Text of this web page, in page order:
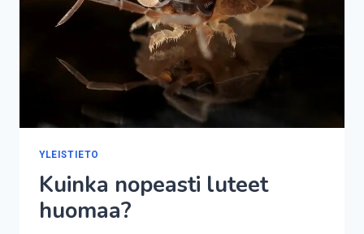
YLEISTIETO
Kuinka nopeasti luteet
huomaa?